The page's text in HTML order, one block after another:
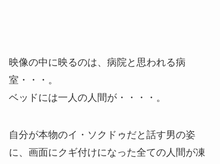
映像の中に映るのは、病院と思われる病
室・・・。
ベッドには一人の人間が・・・・。
自分が本物のイ・ソクドゥだと話す男の姿
に、画面にクギ付けになった全ての人間が凍